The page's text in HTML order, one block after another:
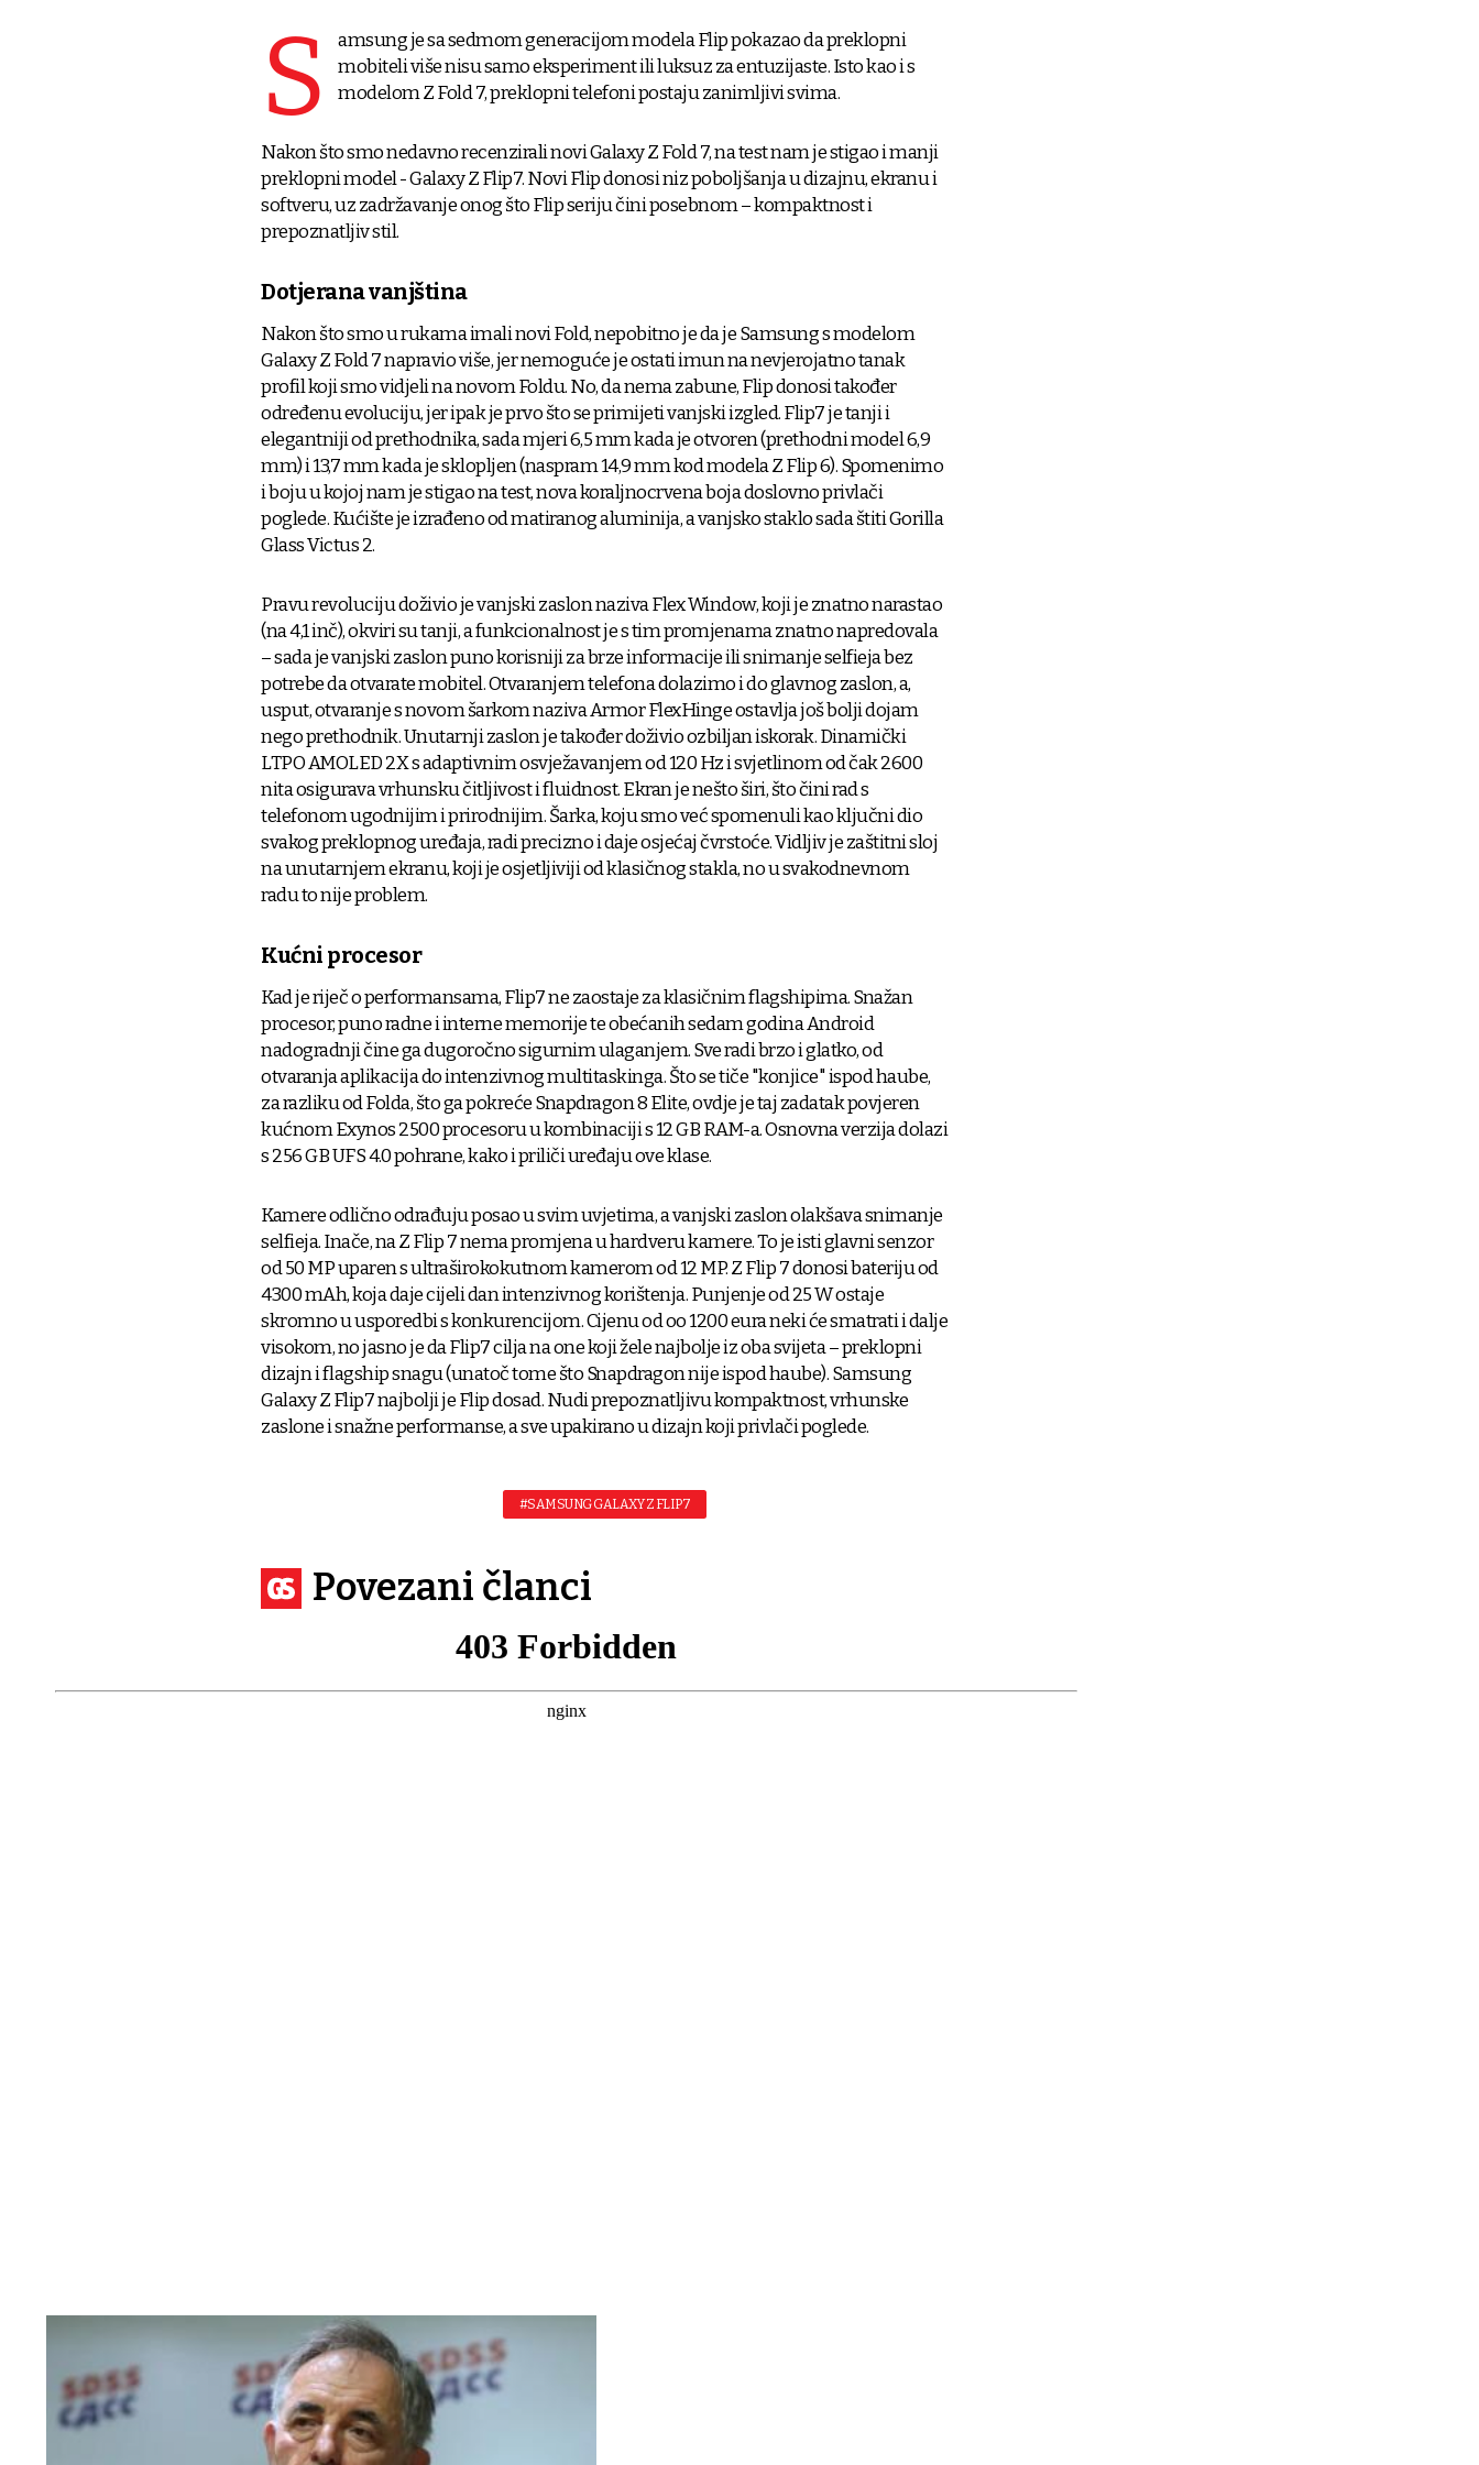
S
amsung je sa sedmom generacijom modela Flip pokazao da preklopni
mobiteli više nisu samo eksperiment ili luksuz za entuzijaste. Isto kao i s
modelom Z Fold 7, preklopni telefoni postaju zanimljivi svima.
Nakon što smo nedavno recenzirali novi Galaxy Z Fold 7, na test nam je stigao i manji
preklopni model - Galaxy Z Flip7. Novi Flip donosi niz poboljšanja u dizajnu, ekranu i
softveru, uz zadržavanje onog što Flip seriju čini posebnom – kompaktnost i
prepoznatljiv stil.
Dotjerana vanjština
Nakon što smo u rukama imali novi Fold, nepobitno je da je Samsung s modelom
Galaxy Z Fold 7 napravio više, jer nemoguće je ostati imun na nevjerojatno tanak
profil koji smo vidjeli na novom Foldu. No, da nema zabune, Flip donosi također
određenu evoluciju, jer ipak je prvo što se primijeti vanjski izgled. Flip7 je tanji i
elegantniji od prethodnika, sada mjeri 6,5 mm kada je otvoren (prethodni model 6,9
mm) i 13,7 mm kada je sklopljen (naspram 14,9 mm kod modela Z Flip 6). Spomenimo
i boju u kojoj nam je stigao na test, nova koraljnocrvena boja doslovno privlači
poglede. Kućište je izrađeno od matiranog aluminija, a vanjsko staklo sada štiti Gorilla
Glass Victus 2.
Pravu revoluciju doživio je vanjski zaslon naziva Flex Window, koji je znatno narastao
(na 4,1 inč), okviri su tanji, a funkcionalnost je s tim promjenama znatno napredovala
– sada je vanjski zaslon puno korisniji za brze informacije ili snimanje selfieja bez
potrebe da otvarate mobitel. Otvaranjem telefona dolazimo i do glavnog zaslon, a,
usput, otvaranje s novom šarkom naziva Armor FlexHinge ostavlja još bolji dojam
nego prethodnik. Unutarnji zaslon je također doživio ozbiljan iskorak. Dinamički
LTPO AMOLED 2X s adaptivnim osvježavanjem od 120 Hz i svjetlinom od čak 2600
nita osigurava vrhunsku čitljivost i fluidnost. Ekran je nešto širi, što čini rad s
telefonom ugodnijim i prirodnijim. Šarka, koju smo već spomenuli kao ključni dio
svakog preklopnog uređaja, radi precizno i daje osjećaj čvrstoće. Vidljiv je zaštitni sloj
na unutarnjem ekranu, koji je osjetljiviji od klasičnog stakla, no u svakodnevnom
radu to nije problem.
Kućni procesor
Kad je riječ o performansama, Flip7 ne zaostaje za klasičnim flagshipima. Snažan
procesor, puno radne i interne memorije te obećanih sedam godina Android
nadogradnji čine ga dugoročno sigurnim ulaganjem. Sve radi brzo i glatko, od
otvaranja aplikacija do intenzivnog multitaskinga. Što se tiče "konjice" ispod haube,
za razliku od Folda, što ga pokreće Snapdragon 8 Elite, ovdje je taj zadatak povjeren
kućnom Exynos 2500 procesoru u kombinaciji s 12 GB RAM-a. Osnovna verzija dolazi
s 256 GB UFS 4.0 pohrane, kako i priliči uređaju ove klase.
Kamere odlično odrađuju posao u svim uvjetima, a vanjski zaslon olakšava snimanje
selfieja. Inače, na Z Flip 7 nema promjena u hardveru kamere. To je isti glavni senzor
od 50 MP uparen s ultraširokokutnom kamerom od 12 MP. Z Flip 7 donosi bateriju od
4300 mAh, koja daje cijeli dan intenzivnog korištenja. Punjenje od 25 W ostaje
skromno u usporedbi s konkurencijom. Cijenu od oo 1200 eura neki će smatrati i dalje
visokom, no jasno je da Flip7 cilja na one koji žele najbolje iz oba svijeta – preklopni
dizajn i flagship snagu (unatoč tome što Snapdragon nije ispod haube). Samsung
Galaxy Z Flip7 najbolji je Flip dosad. Nudi prepoznatljivu kompaktnost, vrhunske
zaslone i snažne performanse, a sve upakirano u dizajn koji privlači poglede.
#SAMSUNG GALAXY Z FLIP7
Povezani članci